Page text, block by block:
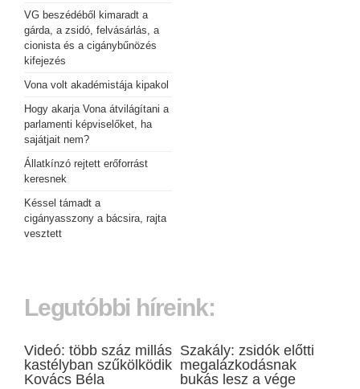
VG beszédéből kimaradt a
gárda, a zsidó, felvásárlás, a
cionista és a cigánybűnözés
kifejezés
Vona volt akadémistája kipakol
Hogy akarja Vona átvilágítani a
parlamenti képviselőket, ha
sajátjait nem?
Állatkínzó rejtett erőforrást
keresnek
Késsel támadt a
cigányasszony a bácsira, rajta
vesztett
Legutóbbi híreink:
Videó: több száz millás
kastélyban szűkölködik
Kovács Béla
Szakály: zsidók előtti
megalázkodásnak
bukás lesz a vége